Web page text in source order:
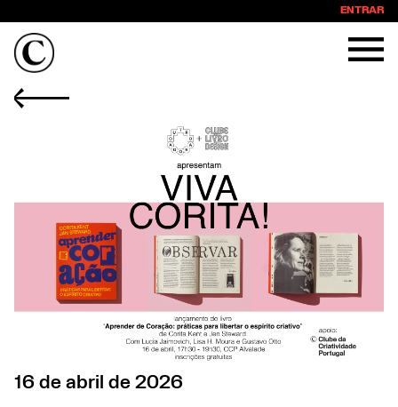
ENTRAR
16 de abril de 2026